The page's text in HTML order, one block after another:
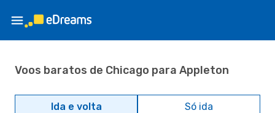
Voos baratos de Chicago para Appleton
Ida e volta Só ida